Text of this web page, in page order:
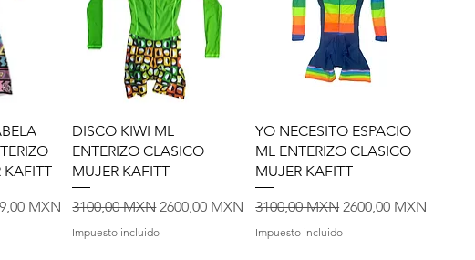
KAFITT
de oferta
MXN
Vista rápida
DISCO KIWI ML
ENTERIZO CLASICO
MUJER KAFITT
Precio
3100,00 MXN Precio de oferta
2600,00 MXN
Impuesto incluido
Vista rápida
YO NECESITO ESPACIO
ML ENTERIZO CLASICO
MUJER KAFITT
Precio
3100,00 MXN Precio de oferta
2600,00 MXN
Impuesto incluido